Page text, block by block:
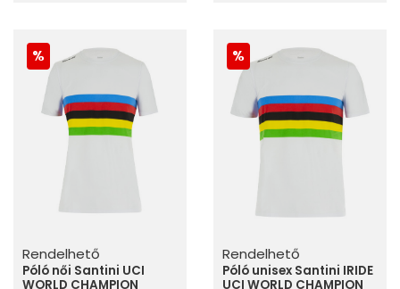
Rendelhető
Póló női Santini UCI
WORLD CHAMPION
Rendelhető
Póló unisex Santini IRIDE
UCI WORLD CHAMPION